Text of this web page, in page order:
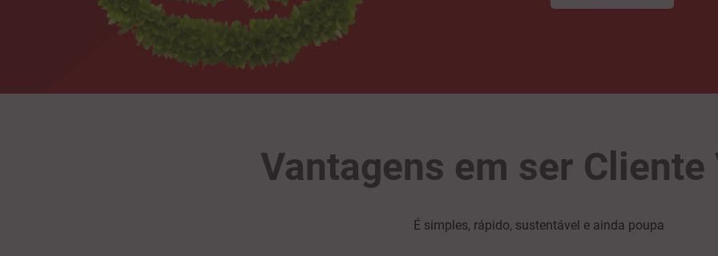
Vantagens em ser Cliente
É simples, rápido, sustentável e ainda poupa